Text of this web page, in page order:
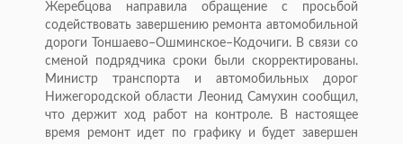
Жеребцова направила обращение с просьбой
содействовать завершению ремонта автомобильной
дороги Тоншаево–Ошминское–Кодочиги. В связи со
сменой подрядчика сроки были скорректированы.
Министр транспорта и автомобильных дорог
Нижегородской области Леонид Самухин сообщил,
что держит ход работ на контроле. В настоящее
время ремонт идет по графику и будет завершен